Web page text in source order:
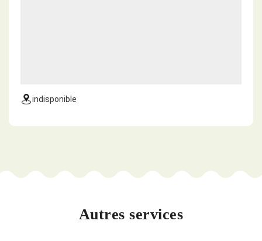
indisponible
Autres services